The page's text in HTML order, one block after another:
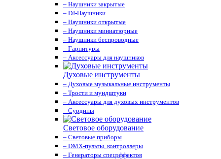
– Наушники закрытые
– DJ-Наушники
– Наушники открытые
– Наушники миниатюрные
– Наушники беспроводные
– Гарнитуры
– Аксессуары для наушников
Духовые инструменты
– Духовые музыкальные инструменты
– Трости и мундштуки
– Аксессуары для духовых инструментов
– Сурдины
Световое оборудование
– Световые приборы
– DMX-пульты, контроллеры
– Генераторы спецэффектов